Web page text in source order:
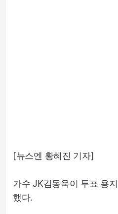
[뉴스엔 황혜진 기자]
가수 JK김동욱이 투표 용
했다.